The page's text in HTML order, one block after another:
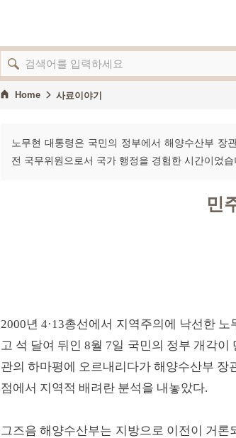
Home 사료이야기
노무현 대통령은 국민의 정부에서 해양수산부 장
전 국무위원으로서 국가 행정을 경험한 시간이었
민
2000년 4·13총선에서 지역주의에 낙선한
고 석 달여 뒤인 8월 7일 국민의 정부 개각
관의 하마평에 오르내리다가 해양수산부
점에서 지역적 배려란 분석을 내놓았다.
그즈음 해양수산부는 지방으로 이전이 거